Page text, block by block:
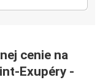
cenie na
Exupéry -